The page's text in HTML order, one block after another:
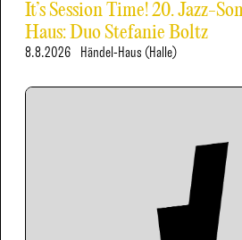
It’s Session Time! 20. Jazz-
Haus: Duo Stefanie Boltz
8.8.2026 Händel-Haus (Halle)